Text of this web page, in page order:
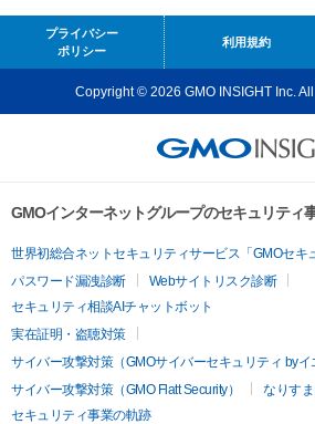
プライバシー
ポリシー
利用規約
Copyright © 2026 GMO INSIGHT Inc.
GMOインターネットグループのセキュリティ
世界初総合ネットセキュリティサービス「GMOセキ
パスワード漏洩診断
Webサイトリスク診断
セキュリティ相談AIチャットボット
実在証明・盗聴対策
サイバー攻撃対策（GMOサイバーセキュリティ byイ
サイバー攻撃対策（GMO Flatt Security）
なりす
セキュリティ事業の軌跡